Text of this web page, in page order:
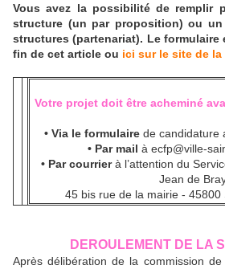
Vous avez la possibilité de remplir
structure (un par proposition) ou
structures (partenariat). Le formulaire
fin de cet article ou ici sur le site de la
Votre projet doit être acheminé
• Via le formulairede candidature
• Par mail à ecfp@ville-
• Par courrierà l’attention du
Jean de
45 bis rue de la mairie - 45800
DEROULEMENT DE LA
Après délibération de la commission